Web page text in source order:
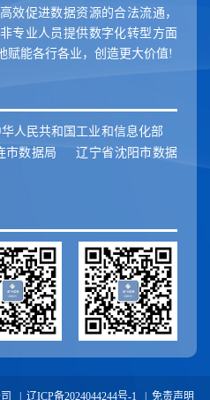
效促进数据资源的合法流通，
专业人员提供数字化转型方面
赋能各行各业，创造更大价值!
华人民共和国工业和信息化部
市数据局
辽宁省沈阳市数据
司 | 辽ICP备2024044244号-1 | 免责声明